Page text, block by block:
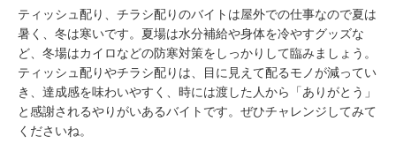
ティッシュ配り、チラシ配りのバイトは屋外での仕事なので夏は
暑く、冬は寒いです。夏場は水分補給や身体を冷やすグッズな
ど、冬場はカイロなどの防寒対策をしっかりして臨みましょう。
ティッシュ配りやチラシ配りは、目に見えて配るモノが減ってい
き、達成感を味わいやすく、時には渡した人から「ありがとう」
と感謝されるやりがいあるバイトです。ぜひチャレンジしてみて
くださいね。